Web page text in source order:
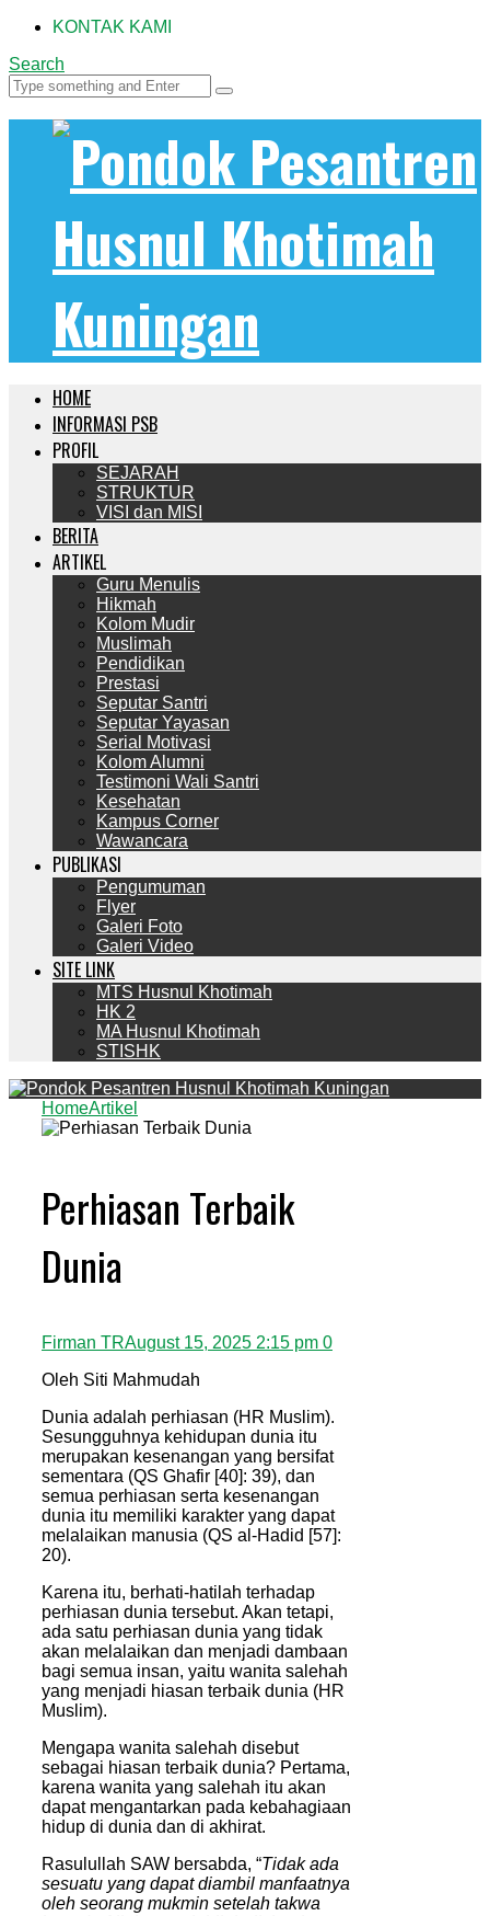
KONTAK KAMI
Search
HOME
INFORMASI PSB
PROFIL
SEJARAH
STRUKTUR
VISI dan MISI
BERITA
ARTIKEL
Guru Menulis
Hikmah
Kolom Mudir
Muslimah
Pendidikan
Prestasi
Seputar Santri
Seputar Yayasan
Serial Motivasi
Kolom Alumni
Testimoni Wali Santri
Kesehatan
Kampus Corner
Wawancara
PUBLIKASI
Pengumuman
Flyer
Galeri Foto
Galeri Video
SITE LINK
MTS Husnul Khotimah
HK 2
MA Husnul Khotimah
STISHK
HomeArtikel
Perhiasan Terbaik
Dunia
Firman TRAugust 15, 2025 2:15 pm 0
Oleh Siti Mahmudah
Dunia adalah perhiasan (HR Muslim).
Sesungguhnya kehidupan dunia itu
merupakan kesenangan yang bersifat
sementara (QS Ghafir [40]: 39), dan
semua perhiasan serta kesenangan
dunia itu memiliki karakter yang dapat
melalaikan manusia (QS al-Hadid [57]:
20).
Karena itu, berhati-hatilah terhadap
perhiasan dunia tersebut. Akan tetapi,
ada satu perhiasan dunia yang tidak
akan melalaikan dan menjadi dambaan
bagi semua insan, yaitu wanita salehah
yang menjadi hiasan terbaik dunia (HR
Muslim).
Mengapa wanita salehah disebut
sebagai hiasan terbaik dunia? Pertama,
karena wanita yang salehah itu akan
dapat mengantarkan pada kebahagiaan
hidup di dunia dan di akhirat.
Rasulullah SAW bersabda, “Tidak ada
sesuatu yang dapat diambil manfaatnya
oleh seorang mukmin setelah takwa